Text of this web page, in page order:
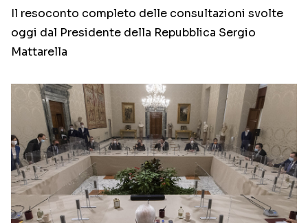
Il resoconto completo delle consultazioni svolte
oggi dal Presidente della Repubblica Sergio
Mattarella